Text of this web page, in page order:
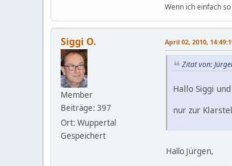
Wenn ich einfach
Siggi O.
Member
Beiträge: 397
Ort: Wuppertal
Gespeichert
April 02, 2010,
Zitat von:
Hallo Siggi
nur zur
Hallo Jürgen,